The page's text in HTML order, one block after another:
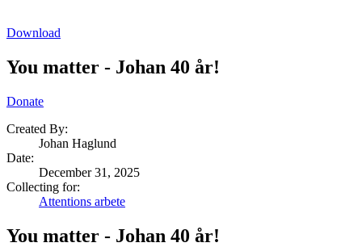
Download
You matter - Johan 40 år!
Donate
Created By:
Johan Haglund
Date:
December 31, 2025
Collecting for:
Attentions arbete
You matter - Johan 40 år!